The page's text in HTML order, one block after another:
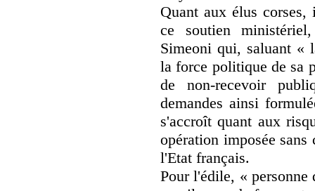
Quant aux élus
ce soutien
Simeoni qui, saluant «
la force politique de sa
de non-recevoir
demandes ainsi
s'accroît quant aux
opération imposée
l'Etat français.
Pour l'édile, «